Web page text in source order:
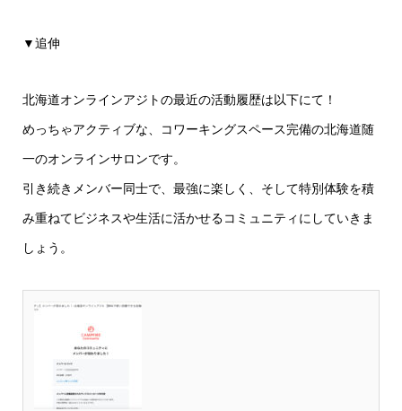
▼追伸
北海道オンラインアジトの最近の活動履歴は以下にて！
めっちゃアクティブな、コワーキングスペース完備の北海道随
一のオンラインサロンです。
引き続きメンバー同士で、最強に楽しく、そして特別体験を積
み重ねてビジネスや生活に活かせるコミュニティにしていきま
しょう。